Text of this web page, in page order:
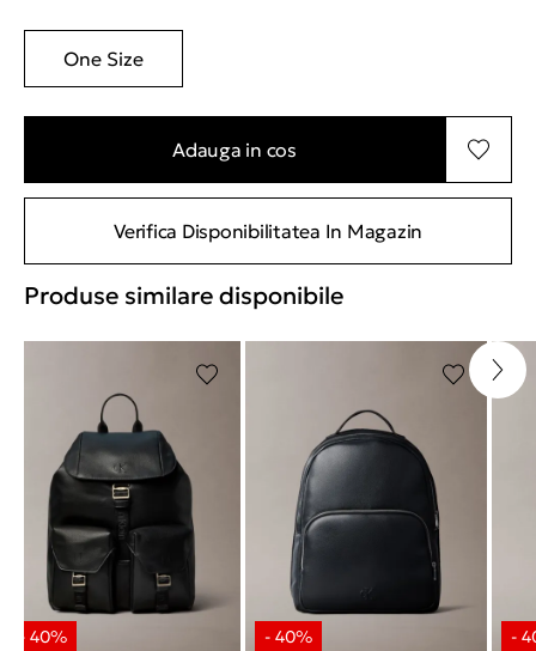
One Size
Adauga in cos
Verifica Disponibilitatea In Magazin
Produse similare disponibile